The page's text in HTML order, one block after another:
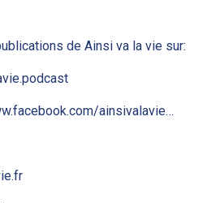
de Ainsi va la vie sur:
ainsivalavie…